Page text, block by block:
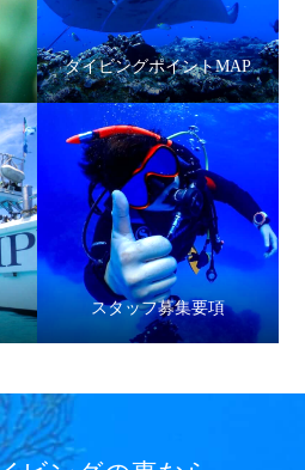
ダイビングポイントMAP
スタッフ募集要項